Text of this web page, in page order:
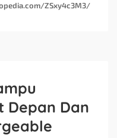
ZSxy4c3M3/
Depan Dan